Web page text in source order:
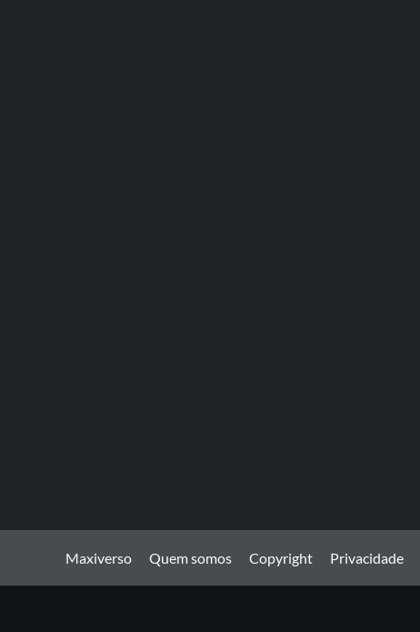
Maxiverso Quem somos Copyright Privacidade